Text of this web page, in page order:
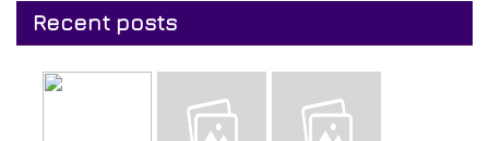
Recent posts